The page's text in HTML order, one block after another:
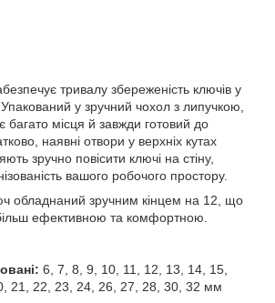
тривалу збереженість ключів у
у зручний чохол з липучкою,
багато місця й завжди готовий до
наявні отвори у верхніх кутах
зручно повісити ключі на стіну,
вашого робочого простору.
обладнаний зручним кінцем на 12, що
ефективною та комфортною.
6, 7, 8, 9, 10, 11, 12, 13, 14, 15,
21, 22, 23, 24, 26, 27, 28, 30, 32 мм